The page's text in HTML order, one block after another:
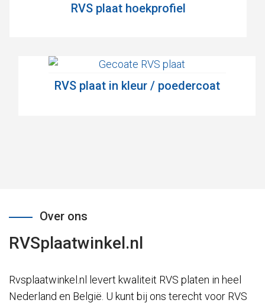
RVS plaat hoekprofiel
RVS plaat in kleur / poedercoat
Over ons
RVSplaatwinkel.nl
Rvsplaatwinkel.nl levert kwaliteit RVS platen in heel
Nederland en België. U kunt bij ons terecht voor RVS